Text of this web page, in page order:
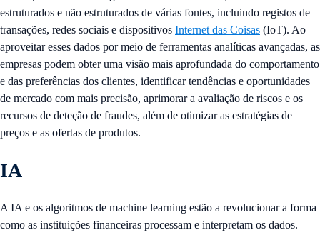
estruturados e não estruturados de várias fontes, incluindo registos de
transações, redes sociais e dispositivos Internet das Coisas (IoT). Ao
aproveitar esses dados por meio de ferramentas analíticas avançadas, as
empresas podem obter uma visão mais aprofundada do comportamento
e das preferências dos clientes, identificar tendências e oportunidades
de mercado com mais precisão, aprimorar a avaliação de riscos e os
recursos de deteção de fraudes, além de otimizar as estratégias de
preços e as ofertas de produtos.
IA
A IA e os algoritmos de machine learning estão a revolucionar a forma
como as instituições financeiras processam e interpretam os dados.